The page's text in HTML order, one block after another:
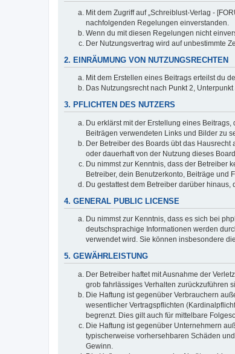
Mit dem Zugriff auf „Schreiblust-Verlag -
nachfolgenden Regelungen einverstanden.
Wenn du mit diesen Regelungen nicht
Der Nutzungsvertrag wird auf unbestimmte
2. EINRÄUMUNG VON NUTZUNGSRECHTEN
Mit dem Erstellen eines Beitrags erteilst du
Das Nutzungsrecht nach Punkt 2,
3. PFLICHTEN DES NUTZERS
Du erklärst mit der Erstellung eines
Beiträgen verwendeten Links und Bilder zu
Der Betreiber des Boards übt das
oder dauerhaft von der Nutzung dieses
Du nimmst zur Kenntnis, dass der Betreiber
Betreiber, dein Benutzerkonto, Beiträge und
Du gestattest dem Betreiber darüber
4. GENERAL PUBLIC LICENSE
Du nimmst zur Kenntnis, dass es sich bei
deutschsprachige Informationen werden
verwendet wird. Sie können insbesondere
5. GEWÄHRLEISTUNG
Der Betreiber haftet mit Ausnahme der
grob fahrlässiges Verhalten zurückzuführen
Die Haftung ist gegenüber Verbrauchern
wesentlicher Vertragspflichten
begrenzt. Dies gilt auch für mittelbare
Die Haftung ist gegenüber Unternehmern
typischerweise vorhersehbaren Schäden
Gewinn.